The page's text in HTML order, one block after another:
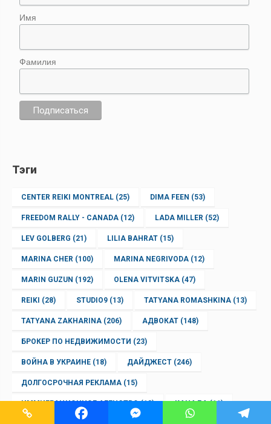
Имя
Фамилия
Тэги
CENTER REIKI MONTREAL (25) DIMA FEEN (53)
FREEDOM RALLY - CANADA (12) LADA MILLER (52)
LEV GOLBERG (21) LILIA BAHRAT (15)
MARINA CHER (100) MARINA NEGRIVODA (12)
MARIN GUZUN (192) OLENA VITVITSKA (47)
REIKI (28) STUDIO9 (13) TATYANA ROMASHKINA (13)
TATYANA ZAKHARINA (206) АДВОКАТ (148)
БРОКЕР ПО НЕДВИЖИМОСТИ (23)
ВОЙНА В УКРАИНЕ (18) ДАЙДЖЕСТ (246)
ДОЛГОСРОЧНАЯ РЕКЛАМА (15)
ИММИГРАЦИОННОЕ АГЕНСТВО(13) КАНАДА(11)